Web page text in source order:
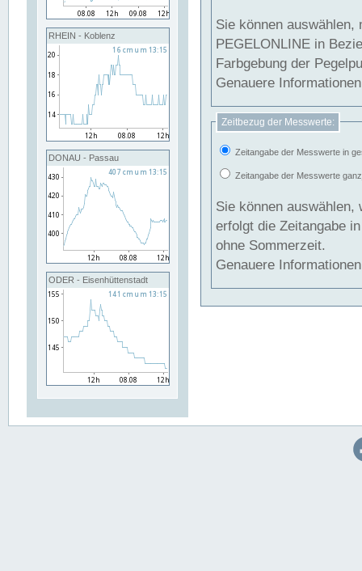
RHEIN - Koblenz
DONAU - Passau
ODER - Eisenhüttenstadt
Sie können
PEGELONLINE in Beziehung
Farbgebung der
Genauere
Zeitbezug der Messwerte:
Zeitangabe der Messwerte in
Zeitangabe der Messwerte
Sie können auswählen,
erfolgt die Zeitangabe
ohne Sommerzeit.
Genauere